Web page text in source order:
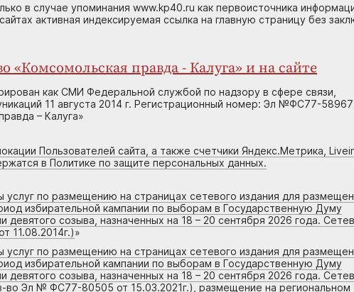
в случае упоминания www.kp40.ru как первоисточника
активная индексируемая ссылка на главную страницу без
«Комсомольская правда - Калуга» и на сайте
как СМИ Федеральной службой по надзору в сфере связи,
11 августа 2014 г. Регистрационный номер: Эл №ФС77-58967
– Калуга»
Пользователей сайта, а также счетчики Яндекс.Метрика,
в Политике по защите персональных данных.
услуг по размещению на страницах сетевого издания для
избирательной кампании по выборам в Государственную Думу
созыва, назначенных на 18 – 20 сентября 2026 года.
11.08.2014г.)»
услуг по размещению на страницах сетевого издания для
избирательной кампании по выборам в Государственную Думу
созыва, назначенных на 18 – 20 сентября 2026 года.
во Эл № ФС77-80505 от 15.03.2021г.), размещение на региональном